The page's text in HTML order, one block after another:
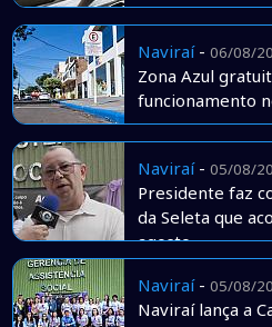
Naviraí- 06/08/
Zona Azul
funcionamento
Naviraí- 05/08/
Presidente faz
da Seleta que
agosto
Naviraí- 05/08/
Naviraí lança a